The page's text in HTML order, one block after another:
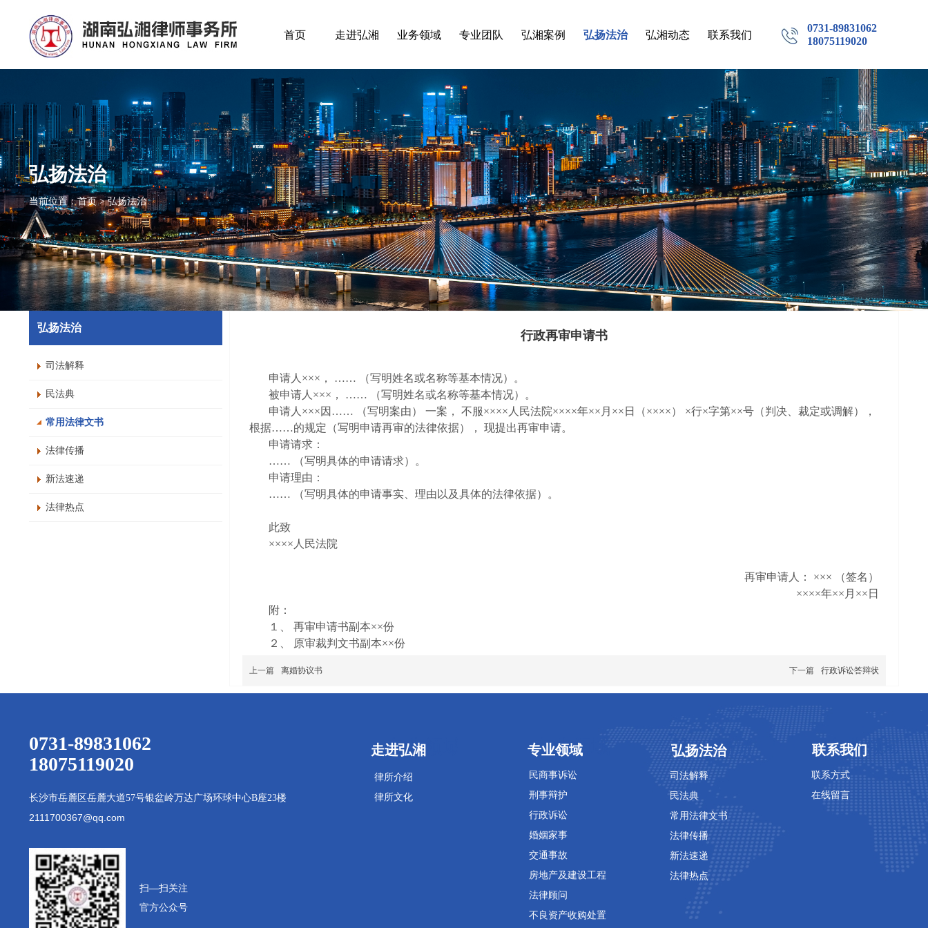
0731-89831062
18075119020
首页 走进弘湘 业务领域 专业团队 弘湘案例 弘扬法治 弘湘动态 联系我们
弘扬法治
当前位置：首页 > 弘扬法治
弘扬法治
司法解释
民法典
常用法律文书
法律传播
新法速递
法律热点
行政再审申请书
申请人 ××× ， …… （写明姓名或名称等基本情况）。
被申请人 ××× ， …… （写明姓名或名称等基本情况）。
申请人 ×××因 …… （写明案由） 一案 ， 不服×××× 人民法院××××年×× 月 ×× 日 （××××） ×行×字第××号 （判决 裁定或调解），
根据……的规定 （写明申请再审的法律依据）， 现提出再审申请。
申请请求 ：
…… （写明具体的申请请求）。
申请理由 ：
…… （写明具体的申请事实 理由以及具体的法律依据）。
此致
×××× 人民法院
再审申请人 ： ××× （签名 ）
××××年×× 月 ×× 日
附 ：
１
再审申请书副本××份
２
原审裁判文书副本××份
上一篇 离婚协议书 下一篇 行政诉讼答辩状
律所介绍
律所文化
专业领域
走进弘湘
民商事诉讼
刑事辩护
行政诉讼
婚姻家事
交通事故
房地产及建设工程
法律顾问
不良资产收购处置
专业领域
专业领域
司法解释
民法典
常用法律文书
法律传播
新法速递
法律热点
专业领域
弘扬法治
联系方式
在线留言
专业领域
联系我们
长沙市岳麓区岳麓大道57号银盆岭万达广场环球中心B座23楼
2111700367@qq.com
0731-89831062
18075119020
扫—扫关注
官方公众号